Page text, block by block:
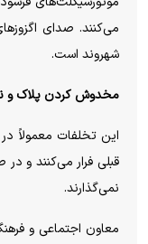
می‌کنند. صدای
شهروند است.
مخدوش کردن پلاک و
این تخلفات معمولاً
قبلی فرار می‌کنند و
نمی‌گذارند.
معاون اجتماعی و